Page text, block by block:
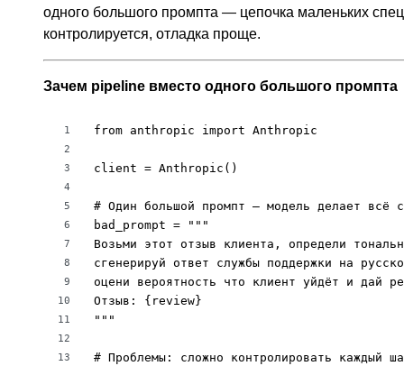
одного большого промпта — цепочка маленьких
контролируется, отладка проще.
Зачем pipeline вместо одного большого промпта
1
2
3
4
5
6
7
8
9
10
11
12
13
from anthropic import Anthropic
client = Anthropic()
# Один большой промпт — модель делает всё
bad_prompt = """
Возьми этот отзыв клиента, определи
сгенерируй ответ службы поддержки на
оцени вероятность что клиент уйдёт и дай
Отзыв: {review}
"""
# Проблемы: сложно контролировать каждый